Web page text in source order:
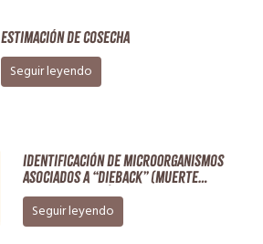
Estimación de Cosecha
Seguir leyendo
Identificación de microorganismos
asociados a “dieback” (Muerte
regresiva del ápice) en cultivos de
nuez Pecán
Seguir leyendo